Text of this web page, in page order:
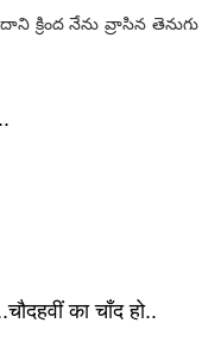
నేను వ్రాసిన తెనుగు
चौदहवीं का चाँद हो..